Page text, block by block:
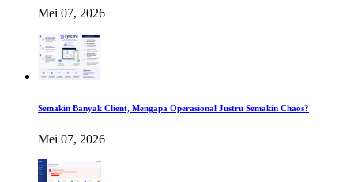
Mei 07, 2026
Semakin Banyak Client, Mengapa Operasional Justru Semakin Chaos?
Mei 07, 2026